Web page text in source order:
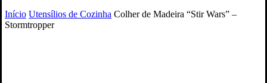
Início Utensílios de Cozinha Colher de Madeira “Stir Wars” –
Stormtropper